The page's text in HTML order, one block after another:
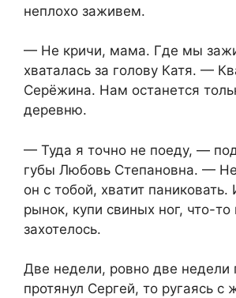
неплохо заживем.
— Не кричи, мама. Где мы
хваталась за голову Катя. —
Серёжина. Нам останется
деревню.
— Туда я точно не поеду, —
губы Любовь Степановна. —
он с тобой, хватит
рынок, купи свиных ног, что-
захотелось.
Две недели, ровно две недели
протянул Сергей, то ругаясь с